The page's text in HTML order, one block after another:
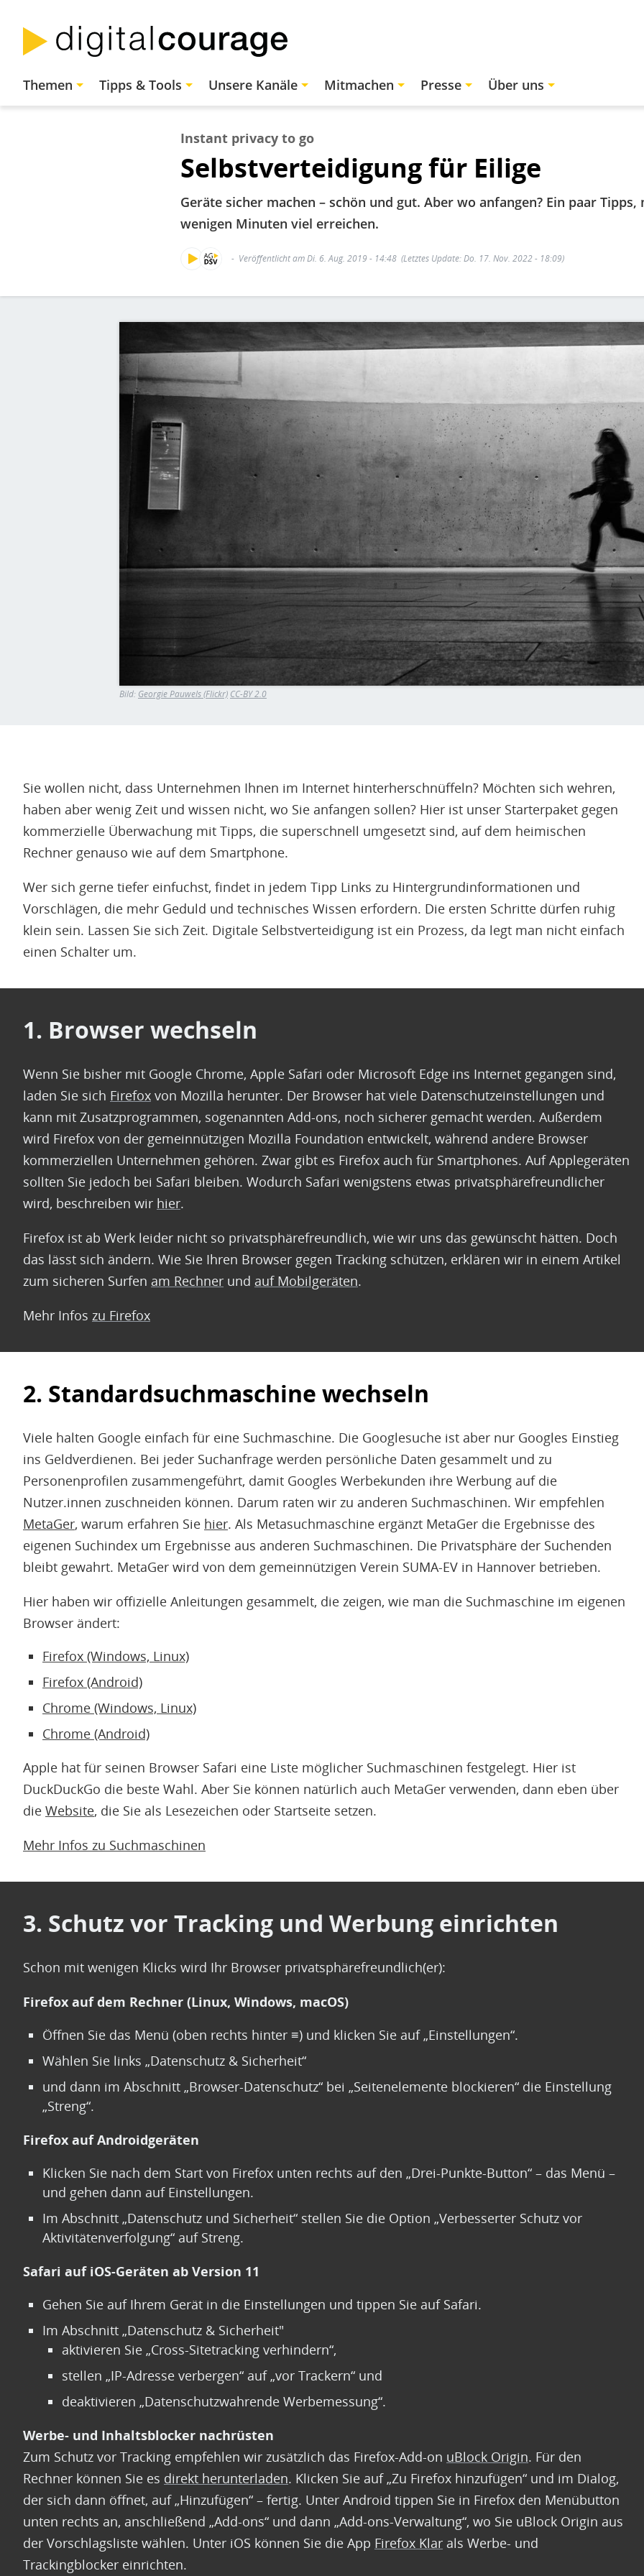
zum
Inhalt
Hauptnavigation
Themen Tipps & Tools Unsere Kanäle Mitmachen Presse Über uns
Instant privacy to go
Selbstverteidigung für Eilige
Geräte sicher machen – schön und gut. Aber wo anfangen? Ein paar Tipps,
wenigen Minuten viel erreichen.
Veröffentlicht am Di. 6. Aug. 2019 - 14:48 (Letztes Update: Do. 17. Nov. 2022 - 18:09)
Bild
Bild: Georgie Pauwels (Flickr) CC-BY 2.0
Sie wollen nicht, dass Unternehmen Ihnen im Internet hinterherschnüffeln? Möchten sich wehren,
haben aber wenig Zeit und wissen nicht, wo Sie anfangen sollen? Hier ist unser Starterpaket gegen
kommerzielle Überwachung mit Tipps, die superschnell umgesetzt sind, auf dem heimischen
Rechner genauso wie auf dem Smartphone.
Wer sich gerne tiefer einfuchst, findet in jedem Tipp Links zu Hintergrundinformationen und
Vorschlägen, die mehr Geduld und technisches Wissen erfordern. Die ersten Schritte dürfen ruhig
klein sein. Lassen Sie sich Zeit. Digitale Selbstverteidigung ist ein Prozess, da legt man nicht einfach
einen Schalter um.
1. Browser wechseln
Wenn Sie bisher mit Google Chrome, Apple Safari oder Microsoft Edge ins Internet gegangen sind,
laden Sie sich Firefox von Mozilla herunter. Der Browser hat viele Datenschutzeinstellungen und
kann mit Zusatzprogrammen, sogenannten Add-ons, noch sicherer gemacht werden. Außerdem
wird Firefox von der gemeinnützigen Mozilla Foundation entwickelt, während andere Browser
kommerziellen Unternehmen gehören. Zwar gibt es Firefox auch für Smartphones. Auf Applegeräten
sollten Sie jedoch bei Safari bleiben. Wodurch Safari wenigstens etwas privatsphärefreundlicher
wird, beschreiben wir hier.
Firefox ist ab Werk leider nicht so privatsphärefreundlich, wie wir uns das gewünscht hätten. Doch
das lässt sich ändern. Wie Sie Ihren Browser gegen Tracking schützen, erklären wir in einem Artikel
zum sicheren Surfen am Rechner und auf Mobilgeräten.
Mehr Infos zu Firefox
2. Standardsuchmaschine wechseln
Viele halten Google einfach für eine Suchmaschine. Die Googlesuche ist aber nur Googles Einstieg
ins Geldverdienen. Bei jeder Suchanfrage werden persönliche Daten gesammelt und zu
Personenprofilen zusammengeführt, damit Googles Werbekunden ihre Werbung auf die
Nutzer.innen zuschneiden können. Darum raten wir zu anderen Suchmaschinen. Wir empfehlen
MetaGer, warum erfahren Sie hier. Als Metasuchmaschine ergänzt MetaGer die Ergebnisse des
eigenen Suchindex um Ergebnisse aus anderen Suchmaschinen. Die Privatsphäre der Suchenden
bleibt gewahrt. MetaGer wird von dem gemeinnützigen Verein SUMA-EV in Hannover betrieben.
Hier haben wir offizielle Anleitungen gesammelt, die zeigen, wie man die Suchmaschine im eigenen
Browser ändert:
Firefox (Windows, Linux)
Firefox (Android)
Chrome (Windows, Linux)
Chrome (Android)
Apple hat für seinen Browser Safari eine Liste möglicher Suchmaschinen festgelegt. Hier ist
DuckDuckGo die beste Wahl. Aber Sie können natürlich auch MetaGer verwenden, dann eben über
die Website, die Sie als Lesezeichen oder Startseite setzen.
Mehr Infos zu Suchmaschinen
3. Schutz vor Tracking und Werbung einrichten
Schon mit wenigen Klicks wird Ihr Browser privatsphärefreundlich(er):
Firefox auf dem Rechner (Linux, Windows, macOS)
Öffnen Sie das Menü (oben rechts hinter ≡) und klicken Sie auf „Einstellungen“.
Wählen Sie links „Datenschutz & Sicherheit“
und dann im Abschnitt „Browser-Datenschutz“ bei „Seitenelemente blockieren“ die Einstellung
„Streng“.
Firefox auf Androidgeräten
Klicken Sie nach dem Start von Firefox unten rechts auf den „Drei-Punkte-Button“ – das Menü –
und gehen dann auf Einstellungen.
Im Abschnitt „Datenschutz und Sicherheit“ stellen Sie die Option „Verbesserter Schutz vor
Aktivitätenverfolgung“ auf Streng.
Safari auf iOS-Geräten ab Version 11
Gehen Sie auf Ihrem Gerät in die Einstellungen und tippen Sie auf Safari.
Im Abschnitt „Datenschutz & Sicherheit"
aktivieren Sie „Cross-Sitetracking verhindern“,
stellen „IP-Adresse verbergen“ auf „vor Trackern“ und
deaktivieren „Datenschutzwahrende Werbemessung“.
Werbe- und Inhaltsblocker nachrüsten
Zum Schutz vor Tracking empfehlen wir zusätzlich das Firefox-Add-on uBlock Origin. Für den
Rechner können Sie es direkt herunterladen. Klicken Sie auf „Zu Firefox hinzufügen“ und im Dialog,
der sich dann öffnet, auf „Hinzufügen“ – fertig. Unter Android tippen Sie in Firefox den Menübutton
unten rechts an, anschließend „Add-ons“ und dann „Add-ons-Verwaltung“, wo Sie uBlock Origin aus
der Vorschlagsliste wählen. Unter iOS können Sie die App Firefox Klar als Werbe- und
Trackingblocker einrichten.